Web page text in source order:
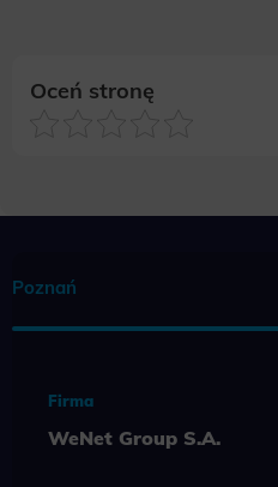
Oceń stronę
Poznań
Firma
WeNet Group S.A.